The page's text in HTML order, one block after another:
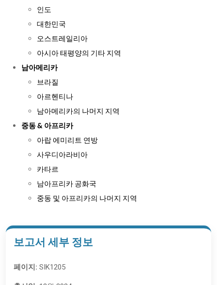
인도
대한민국
오스트레일리아
아시아 태평양의 기타 지역
남아메리카
브라질
아르헨티나
남아메리카의 나머지 지역
중동 & 아프리카
아랍 에미리트 연방
사우디아라비아
카타르
남아프리카 공화국
중동 및 아프리카의 나머지 지역
보고서 세부 정보
페이지: SIK1205